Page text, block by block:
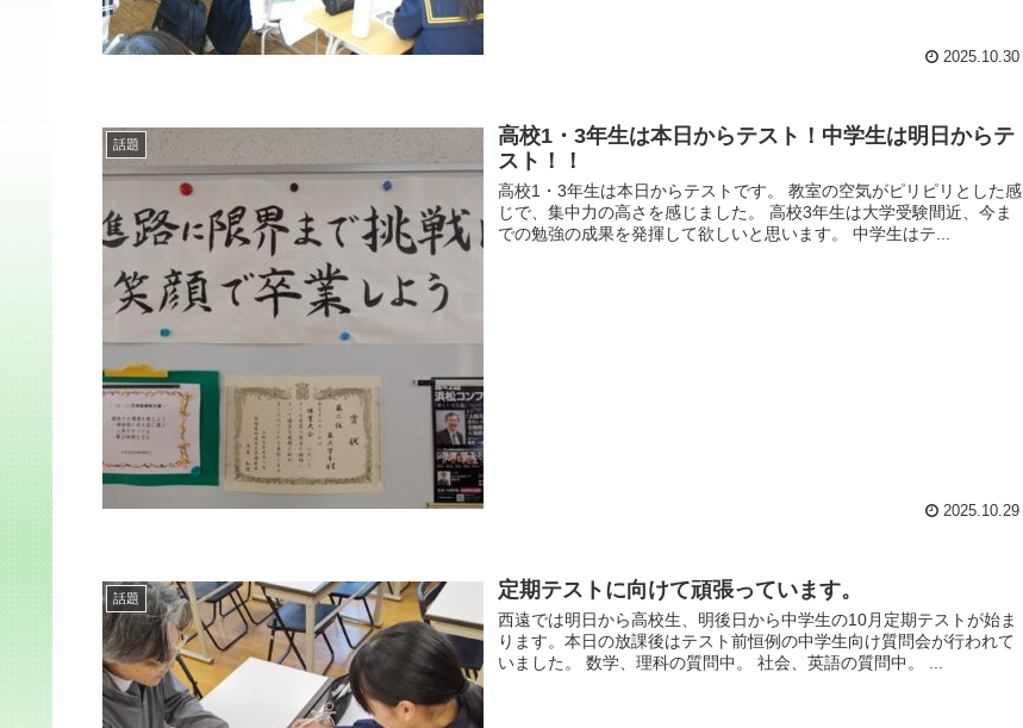
2025.10.30
話題
高校1・3年生は本日からテスト！中学生は明日からテ
スト！！
高校1・3年生は本日からテストです。 教室の空気がピリピリとした感
じで、集中力の高さを感じました。 高校3年生は大学受験間近、今ま
での勉強の成果を発揮して欲しいと思います。 中学生はテ...
2025.10.29
話題 定期テストに向けて頑張っています。
西遠では明日から高校生、明後日から中学生の10月定期テストが始ま
ります。本日の放課後はテスト前恒例の中学生向け質問会が行われて
いました。 数学、理科の質問中。 社会、英語の質問中。 ...